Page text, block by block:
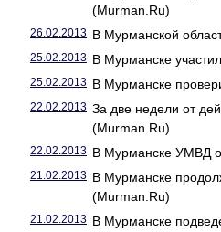
(Murman.Ru)
26.02.2013 В Мурманской
25.02.2013 В Мурманске
25.02.2013 В Мурманске
22.02.2013 За две недели от
(Murman.Ru)
22.02.2013 В Мурманске УМВД
21.02.2013 В Мурманске
(Murman.Ru)
21.02.2013 В Мурманске